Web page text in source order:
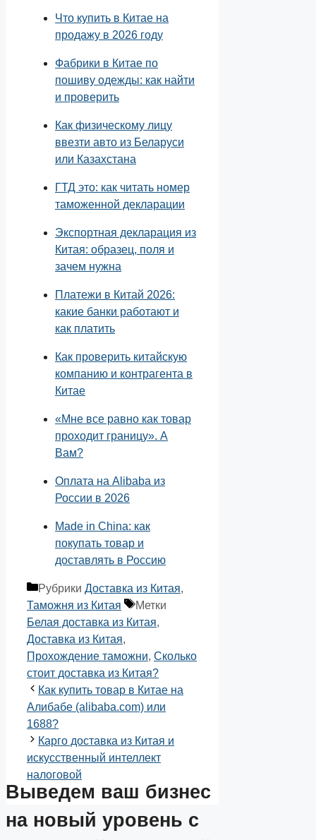
Что купить в Китае на
продажу в 2026 году
Фабрики в Китае по
пошиву одежды: как найти
и проверить
Как физическому лицу
ввезти авто из Беларуси
или Казахстана
ГТД это: как читать номер
таможенной декларации
Экспортная декларация из
Китая: образец, поля и
зачем нужна
Платежи в Китай 2026:
какие банки работают и
как платить
Как проверить китайскую
компанию и контрагента в
Китае
«Мне все равно как товар
проходит границу». А
Вам?
Оплата на Alibaba из
России в 2026
Made in China: как
покупать товар и
доставлять в Россию
Рубрики Доставка из Китая,
Таможня из Китая
Метки
Белая доставка из Китая,
Доставка из Китая,
Прохождение таможни, Сколько
стоит доставка из Китая?
Как купить товар в Китае на
Алибабе (alibaba.com) или
1688?
Карго доставка из Китая и
искусственный интеллект
налоговой
Выведем ваш бизнес
на новый уровень с